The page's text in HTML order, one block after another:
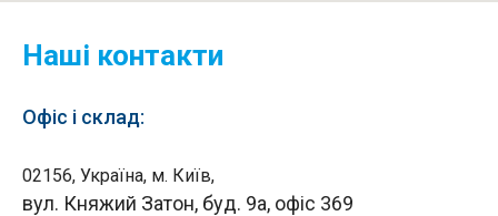
Наші контакти
Офіс і склад:
02156, Україна, м. Київ,
вул. Княжий Затон, буд. 9а, офіс 369